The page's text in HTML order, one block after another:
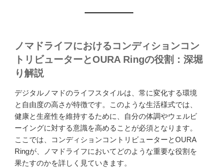
ノマドライフにおけるコンディションコン
トリビューターとOURA Ringの役割：深堀
り解説
デジタルノマドのライフスタイルは、常に変化する環境
と自由度の高さが特徴です。このような生活様式では、
健康と生産性を維持するために、自分の体調やウェルビ
ーイングに対する意識を高めることが必須となります。
ここでは、コンディションコントリビューターとOURA
Ringが、ノマドライフにおいてどのような重要な役割を
果たすのかを詳しく見ていきます。